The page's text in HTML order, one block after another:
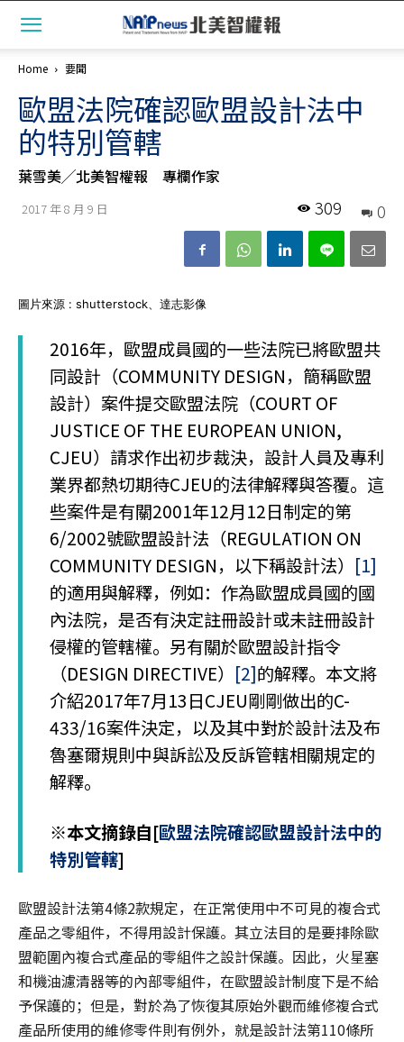
Home 要聞
歐盟法院確認歐盟設計法中
的特別管轄
葉雪美╱北美智權報 專欄作家
2017 年 8 月 9 日 0
309
圖片來源 : shutterstock、達志影像
2016年，歐盟成員國的一些法院已將歐盟共
同設計（COMMUNITY DESIGN，簡稱歐盟
設計）案件提交歐盟法院（COURT OF
JUSTICE OF THE EUROPEAN UNION,
CJEU）請求作出初步裁決，設計人員及專利
業界都熱切期待CJEU的法律解釋與答覆。這
些案件是有關2001年12月12日制定的第
6/2002號歐盟設計法（REGULATION ON
COMMUNITY DESIGN，以下稱設計法） [1]
的適用與解釋，例如：作為歐盟成員國的國
內法院，是否有決定註冊設計或未註冊設計
侵權的管轄權。另有關於歐盟設計指令
（DESIGN DIRECTIVE） [2]的解釋。本文將
介紹2017年7月13日CJEU剛剛做出的C-
433/16案件決定，以及其中對於設計法及布
魯塞爾規則中與訴訟及反訴管轄相關規定的
解釋。
※本文摘錄自[歐盟法院確認歐盟設計法中的
特別管轄]
歐盟設計法第4條2款規定，在正常使用中不可見的複合式
產品之零組件，不得用設計保護。其立法目的是要排除歐
盟範圍內複合式產品的零組件之設計保護。因此，火星塞
和機油濾清器等的內部零組件，在歐盟設計制度下是不給
予保護的；但是，對於為了恢復其原始外觀而維修複合式
產品所使用的維修零件則有例外，就是設計法第110條所